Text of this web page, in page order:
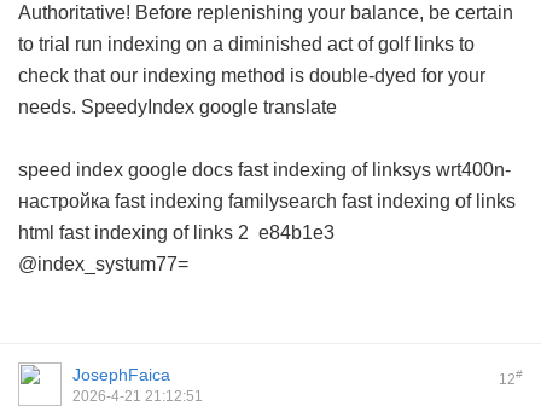
Authoritative! Before replenishing your balance, be certain
to trial run indexing on a diminished act of golf links to
check that our indexing method is double-dyed for your
needs. SpeedyIndex google translate
speed index google docs fast indexing of linksys wrt400n-
настройка fast indexing familysearch fast indexing of links
html fast indexing of links 2 e84b1e3
@index_systum77=
12#
JosephFaica
2026-4-21 21:12:51